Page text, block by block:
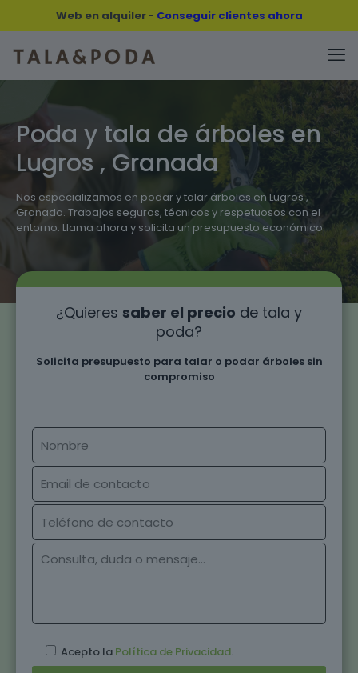
Web en alquiler- Conseguir clientes ahora
Poda y tala de árboles en
Lugros , Granada
Nos especializamos en podar y talar árboles en Lugros ,
Granada. Trabajos seguros, técnicos y respetuosos con el
entorno. Llama ahora y solicita un presupuesto económico.
¿Quieres saber el precio de tala y
poda?
Solicita presupuesto para talar o podar árboles sin
compromiso
Acepto la Política de Privacidad.